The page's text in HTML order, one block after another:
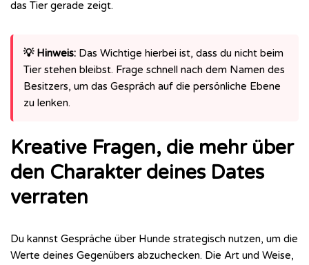
das Tier gerade zeigt.
💡 Hinweis: Das Wichtige hierbei ist, dass du nicht beim
Tier stehen bleibst. Frage schnell nach dem Namen des
Besitzers, um das Gespräch auf die persönliche Ebene
zu lenken.
Kreative Fragen, die mehr über
den Charakter deines Dates
verraten
Du kannst Gespräche über Hunde strategisch nutzen, um die
Werte deines Gegenübers abzuchecken. Die Art und Weise,